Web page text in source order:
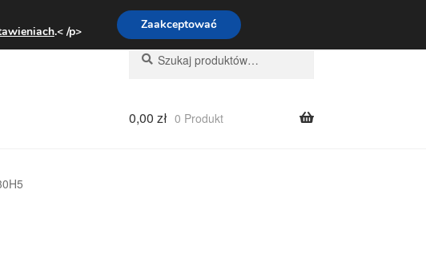
Pn.-pt. 9:00-16:00800 003 167
Szukaj:
Szukaj
0,00 zł 0 Produkt
.< /p> Zaakceptować